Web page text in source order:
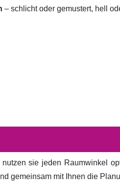
– schlicht oder gemustert, hell
nutzen sie jeden Raumwinkel
gemeinsam mit Ihnen die